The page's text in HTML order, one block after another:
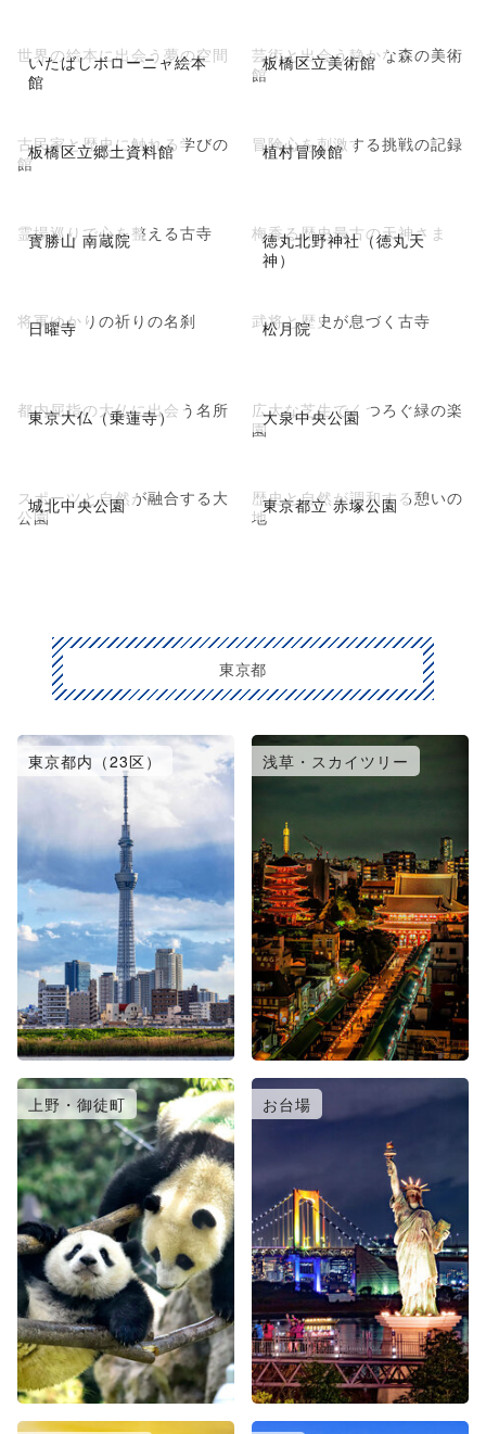
いたばしボローニャ絵本
館
世界の絵本に出会う夢の空間 板橋区立美術館
芸術と出会う静かな森の美術
館
板橋区立郷土資料館
古民家と歴史に触れる学びの
館
植村冒険館
冒険心を刺激する挑戦の記録
寳勝山 南蔵院
霊場巡りで心を整える古寺
徳丸北野神社（徳丸天
神）
梅香る歴史最古の天神さま
日曜寺
将軍ゆかりの祈りの名刹 松月院
武将と歴史が息づく古寺
東京大仏（乗蓮寺）
都内屈指の大仏に出会う名所 大泉中央公園
広大な芝生でくつろぐ緑の楽
園
城北中央公園
スポーツと自然が融合する大
公園
東京都立 赤塚公園
歴史と自然が調和する憩いの
地
東京都
東京都内（23区） 浅草・スカイツリー
上野・御徒町 お台場